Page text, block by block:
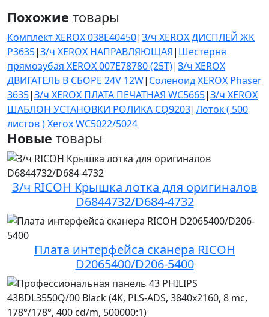
Похожие товары
Комплект XEROX 038E40450|З/ч XEROX ДИСПЛЕЙ ЖК
Р3635|З/ч XEROX НАПРАВЛЯЮЩАЯ| Шестерня
прямозубая XEROX 007E78780 (25T)|З/ч XEROX
ДВИГАТЕЛЬ В СБОРЕ 24V 12W| Соленоид XEROX Phaser
3635|З/ч XEROX ПЛАТА ПЕЧАТНАЯ WC5665|З/ч XEROX
ШАБЛОН УСТАНОВКИ РОЛИКА CQ9203|Лоток ( 500
листов ) Xerox WC5022/5024
Новые товары
З/ч RICOH Крышка лотка для оригиналов
D6844732/D684-4732
Плата интерфейса сканера RICOH
D2065400/D206-5400